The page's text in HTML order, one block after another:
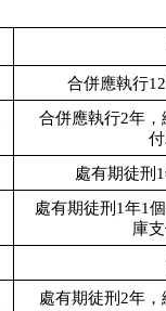
合併應執行
合併應執行2年
處有期徒刑
處有期徒刑1年1
庫
處有期徒刑2年